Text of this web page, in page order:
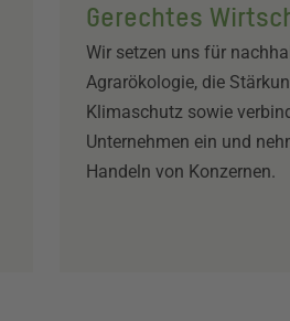
Gerechtes
Wir setzen uns für
Agrarökologie, die
Klimaschutz sowie
Unternehmen ein und
Handeln von Konzernen.